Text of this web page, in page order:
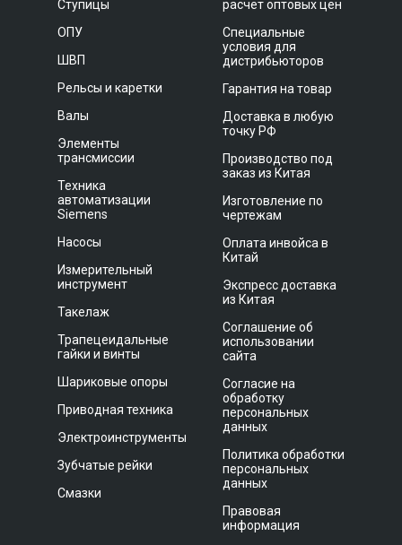
Ступицы
ОПУ
ШВП
Рельсы и каретки
Валы
Элементы
трансмиссии
Техника
автоматизации
Siemens
Насосы
Измерительный
инструмент
Такелаж
Трапецеидальные
гайки и винты
Шариковые опоры
Приводная техника
Электроинструменты
Зубчатые рейки
Смазки
расчет оптовых цен
Специальные
условия для
дистрибьюторов
Гарантия на товар
Доставка в любую
точку РФ
Производство под
заказ из Китая
Изготовление по
чертежам
Оплата инвойса в
Китай
Экспресс доставка
из Китая
Соглашение об
использовании
сайта
Согласие на
обработку
персональных
данных
Политика обработки
персональных
данных
Правовая
информация